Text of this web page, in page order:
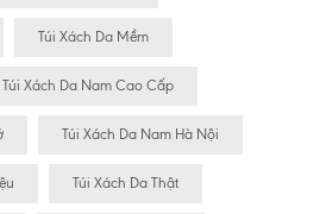
Túi Xách Da Mềm
Túi Xách Da Nam Cao Cấp
Túi Xách Da Nam Hà Nội
Túi Xách Da Thật